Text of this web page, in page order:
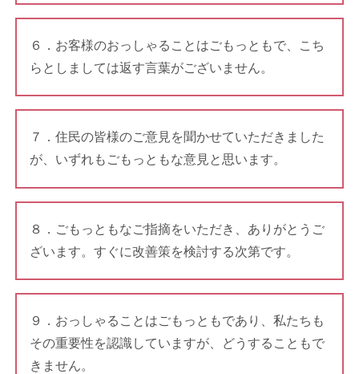
６．お客様のおっしゃることはごもっともで、こち
らとしましては返す言葉がございません。
７．住民の皆様のご意見を聞かせていただきました
が、いずれもごもっともな意見と思います。
８．ごもっともなご指摘をいただき、ありがとうご
ざいます。すぐに改善策を検討する次第です。
９．おっしゃることはごもっともであり、私たちも
その重要性を認識していますが、どうすることもで
きません。